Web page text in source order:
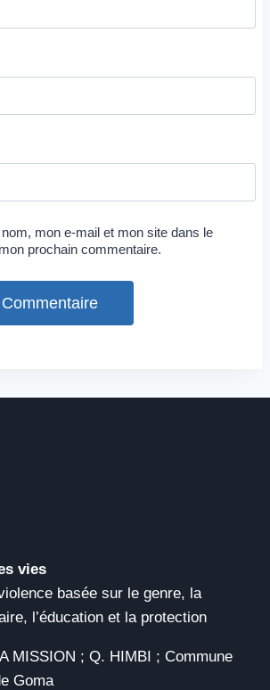
mon e-mail et mon site dans le
prochain commentaire.
vies
basée sur le genre, la
l’éducation et la protection
MISSION ; Q. HIMBI ; Commune
Goma